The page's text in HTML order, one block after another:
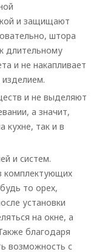
и защищают
штора
длительному
и не накапливает
и не выделяют
а значит,
кухне, так и в
и систем.
комплектующих
то орех,
установки
на окне, а
благодаря
возможность с